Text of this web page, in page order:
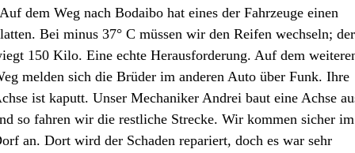
dem Weg nach Bodaibo hat eines der Fahrzeuge einen
Bei minus 37° C müssen wir den Reifen wechseln; der
150 Kilo. Eine echte Herausforderung. Auf dem
melden sich die Brüder im anderen Auto über Funk. Ihre
ist kaputt. Unser Mechaniker Andrei baut eine Achse
so fahren wir die restliche Strecke. Wir kommen sicher im
an. Dort wird der Schaden repariert, doch es war sehr